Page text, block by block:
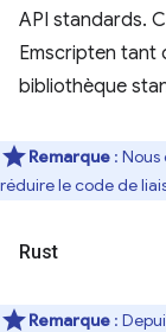
API standards.
Emscripten tant
bibliothèque
Remarque :
réduire le code de
Rust
Remarque :